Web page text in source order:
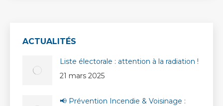
ACTUALITÉS
Liste électorale : attention à la radiation !
21 mars 2025
📢 Prévention Incendie & Voisinage :